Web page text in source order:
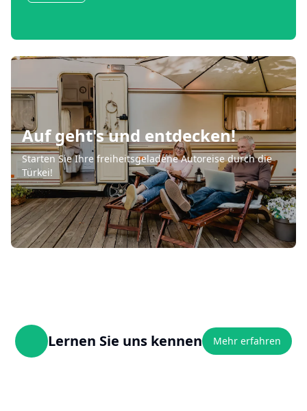
Auf geht's und entdecken!
Starten Sie Ihre freiheitsgeladene Autoreise durch die
Türkei!
Lernen Sie uns kennen Mehr erfahren